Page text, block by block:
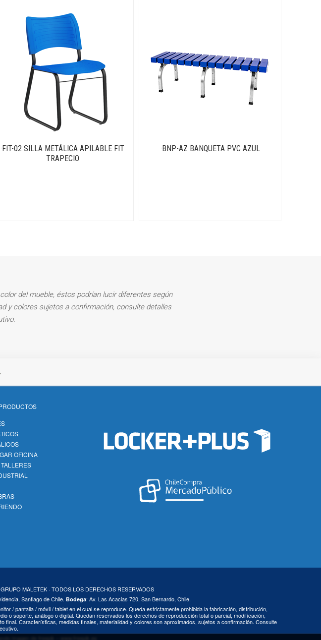
·FIT-02 SILLA METÁLICA APILABLE FIT
TRAPECIO
·BNP-AZ BANQUETA PVC AZUL
del mueble, éstos podrían lucir diferentes según
y colores sujetos a confirmación, consulte detalles
OFICINA
MALETEK · TODOS LOS DERECHOS RESERVADOS
Santiago de Chile. Bodega: Av. Las Acacias 720, San Bernardo, Chile.
/ pantalla / móvil / tablet en el cual se reproduce. Queda estrictamente prohibida la fabricación, distribución,
o soporte, análogo o digital. Quedan reservados los derechos de reproducción total o parcial, modificación,
Características, medidas finales, materialidad y colores son aproximados, sujetos a confirmación. Consulte